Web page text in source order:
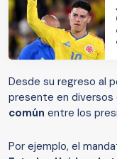
Desde su regreso al
presente en
común entre los
Por ejemplo, el